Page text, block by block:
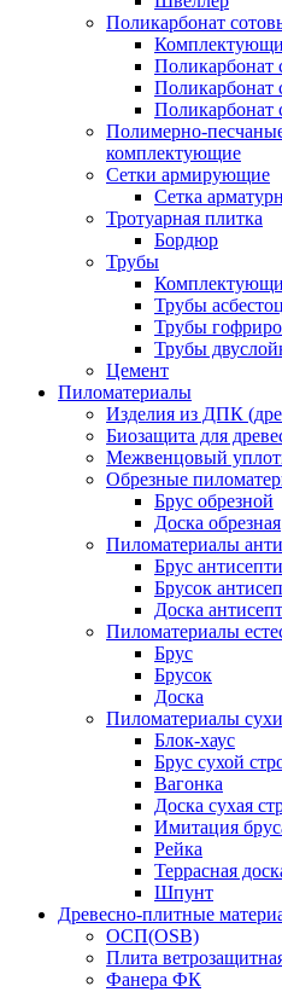
Поликарбонат
Поликарбонат
Поликарбонат
Поликарбонат
Полимерно-
комплектующие
Сетки армирующие
Сетка
Тротуарная плитка
Бордюр
Трубы
Трубы
Трубы
Трубы
Цемент
Пиломатериалы
Изделия из ДПК
Биозащита для
Межвенцовый
Обрезные
Брус обрезной
Доска обрезная
Пиломатериалы
Брус
Брусок
Доска
Пиломатериалы
Брус
Брусок
Доска
Пиломатериалы
Блок-хаус
Брус сухой
Вагонка
Доска сухая
Имитация
Рейка
Террасная
Шпунт
Древесно-плитные
ОСП(OSB)
Плита
Фанера ФК